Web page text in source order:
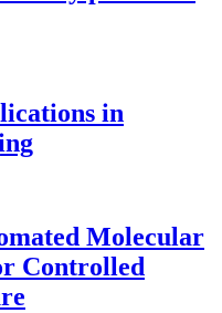
in
Molecular
Controlled